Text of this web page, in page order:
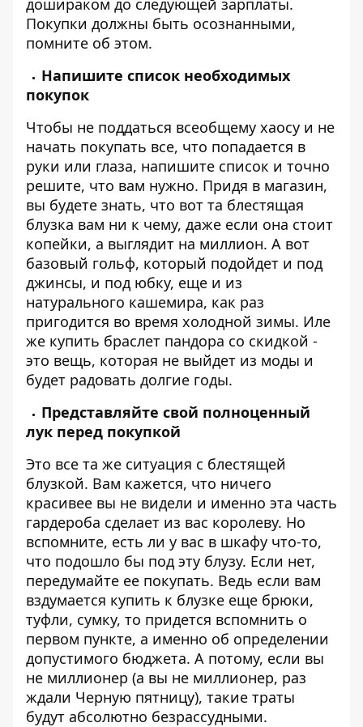
дошираком до следующей зарплаты.
Покупки должны быть осознанными,
помните об этом.
Напишите список необходимых
покупок
Чтобы не поддаться всеобщему хаосу и не
начать покупать все, что попадается в
руки или глаза, напишите список и точно
решите, что вам нужно. Придя в магазин,
вы будете знать, что вот та блестящая
блузка вам ни к чему, даже если она стоит
копейки, а выглядит на миллион. А вот
базовый гольф, который подойдет и под
джинсы, и под юбку, еще и из
натурального кашемира, как раз
пригодится во время холодной зимы. Иле
же купить браслет пандора со скидкой -
это вещь, которая не выйдет из моды и
будет радовать долгие годы.
Представляйте свой полноценный
лук перед покупкой
Это все та же ситуация с блестящей
блузкой. Вам кажется, что ничего
красивее вы не видели и именно эта часть
гардероба сделает из вас королеву. Но
вспомните, есть ли у вас в шкафу что-то,
что подошло бы под эту блузу. Если нет,
передумайте ее покупать. Ведь если вам
вздумается купить к блузке еще брюки,
туфли, сумку, то придется вспомнить о
первом пункте, а именно об определении
допустимого бюджета. А потому, если вы
не миллионер (а вы не миллионер, раз
ждали Черную пятницу), такие траты
будут абсолютно безрассудными.